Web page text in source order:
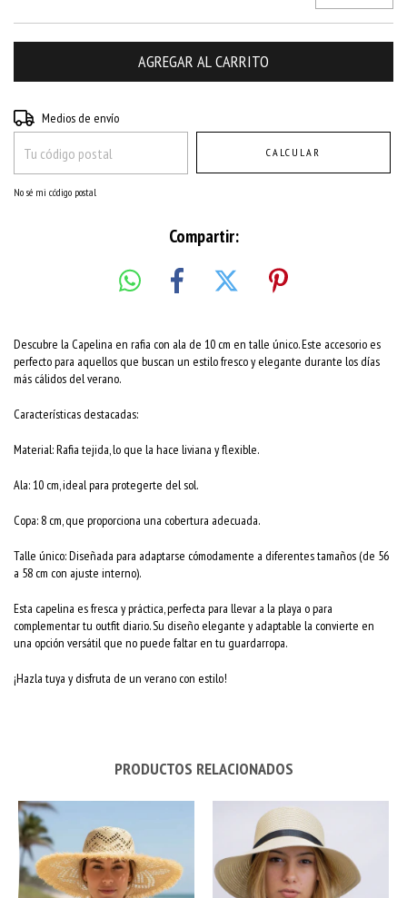
Entregas para el CP:
Medios de envío
CALCULAR
No sé mi código postal
Compartir:
Descubre la Capelina en rafia con ala de 10 cm en talle único. Este accesorio es
perfecto para aquellos que buscan un estilo fresco y elegante durante los días
más cálidos del verano.
Características destacadas:
Material: Rafia tejida, lo que la hace liviana y flexible.
Ala: 10 cm, ideal para protegerte del sol.
Copa: 8 cm, que proporciona una cobertura adecuada.
Talle único: Diseñada para adaptarse cómodamente a diferentes tamaños (de 56
a 58 cm con ajuste interno).
Esta capelina es fresca y práctica, perfecta para llevar a la playa o para
complementar tu outfit diario. Su diseño elegante y adaptable la convierte en
una opción versátil que no puede faltar en tu guardarropa.
¡Hazla tuya y disfruta de un verano con estilo!
PRODUCTOS RELACIONADOS